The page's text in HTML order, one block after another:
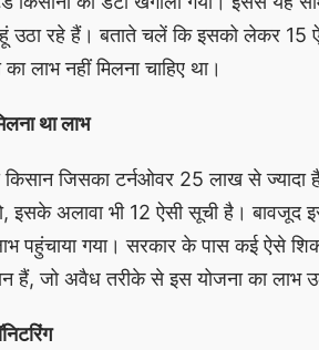
उठा रहे हैं। बताते चलें कि इसको लेकर 15
लाभ नहीं मिलना चाहिए था।
था लाभ
जिसका टर्नओवर 25 लाख से ज्यादा
इसके अलावा भी 12 ऐसी सूची है। बावजूद
पहुंचाया गया। सरकार के पास कई ऐसे
हैं, जो अवैध तरीके से इस योजना का लाभ